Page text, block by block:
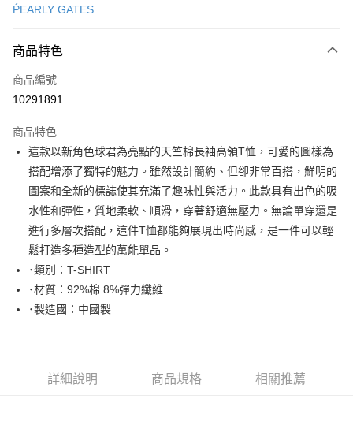
LINE Pay
Apple Pay
悠遊付
大哥付你分期
相關說明
【大哥付你分期使用說明】
1.本服務由台灣大哥大提供，台灣大哥大用戶可立即使用無須另外申請。
2.付款方式選擇「大哥付你分期」，訂單成立後會自動跳轉到大哥付的交易
流程，驗證手機門號後，選擇欲分期的期數、繳款截止日，確認付款後即完
成交易。
3.實際核准額度、可分期數及費用金額請依後續交易確認頁面所載為準。
4.訂單成立30分鐘內，如未前往確認交易或遇審核未通過，訂單將自動取
消。如遇「轉專審核」未通過狀況，表示未達大哥付你分期系統評分，恕無
2.透過簡訊連結打開帳單後，可選擇「超商條碼／台灣大直營門市／銀行轉
AFTEE先享後付
相關說明
【關於「AFTEE先享後付」】
AFTEE先享後付是「在收到商品之後才付款」的支付方式。 讓您購物簡單
便利好安心！
１．簡單：不需註冊會員、不需綁卡、不需儲值。
２．便利：只要手機號碼，簡訊認證，即可結帳。
結帳頁面，進行簡訊認證並確認金額後，即可完成結帳。
ATM付款
運送方式
付款後全家取貨
ṔEARLY GATES
商品特色
商品編號
10291891
商品特色
這款以新角色球君為亮點的天竺棉長袖高領T恤，可愛的圖樣為
搭配增添了獨特的魅力。雖然設計簡約、但卻非常百搭，鮮明的
圖案和全新的標誌使其充滿了趣味性與活力。此款具有出色的吸
水性和彈性，質地柔軟、順滑，穿著舒適無壓力。無論單穿還是
進行多層次搭配，這件T恤都能夠展現出時尚感，是一件可以輕
鬆打造多種造型的萬能單品。
･類別：T-SHIRT
･材質：92%棉 8%彈力纖維
･製造國：中國製
詳細說明 商品規格 相關推薦